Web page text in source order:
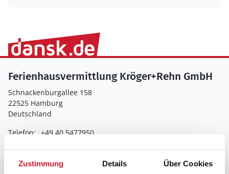
Zustimmung Details Über Cookies
Ferienhausvermittlung Kröger+Rehn GmbH
Schnackenburgallee 158
22525 Hamburg
Deutschland
Telefon: +49 40 5477950
Nehmen Sie Kontakt zu uns auf